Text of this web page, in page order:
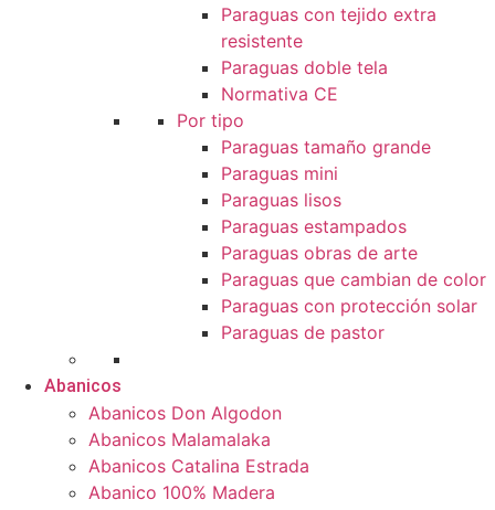
Paraguas con tejido extra
resistente
Paraguas doble tela
Normativa CE
Por tipo
Paraguas tamaño grande
Paraguas mini
Paraguas lisos
Paraguas estampados
Paraguas obras de arte
Paraguas que cambian de color
Paraguas con protección solar
Paraguas de pastor
Abanicos
Abanicos Don Algodon
Abanicos Malamalaka
Abanicos Catalina Estrada
Abanico 100% Madera